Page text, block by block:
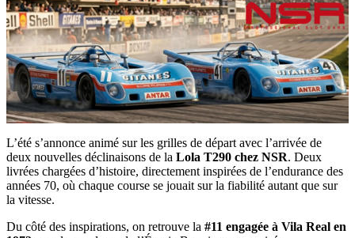
L’été s’annonce animé sur les grilles de départ avec l’arrivée de
deux nouvelles déclinaisons de la Lola T290 chez NSR. Deux
livrées chargées d’histoire, directement inspirées de l’endurance des
années 70, où chaque course se jouait sur la fiabilité autant que sur
la vitesse.
Du côté des inspirations, on retrouve la #11 engagée à Vila Real en